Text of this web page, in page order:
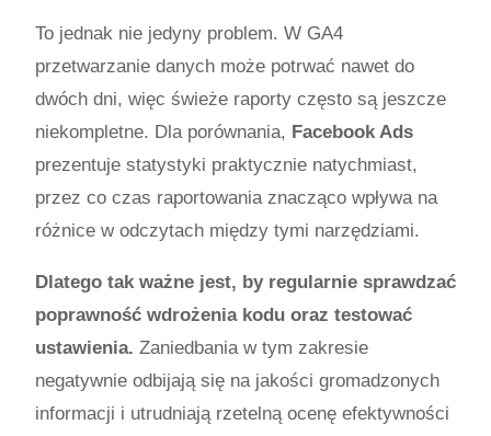
To jednak nie jedyny problem. W GA4
przetwarzanie danych może potrwać nawet do
dwóch dni, więc świeże raporty często są jeszcze
niekompletne. Dla porównania, Facebook Ads
prezentuje statystyki praktycznie natychmiast,
przez co czas raportowania znacząco wpływa na
różnice w odczytach między tymi narzędziami.
Dlatego tak ważne jest, by regularnie sprawdzać
poprawność wdrożenia kodu oraz testować
ustawienia. Zaniedbania w tym zakresie
negatywnie odbijają się na jakości gromadzonych
informacji i utrudniają rzetelną ocenę efektywności